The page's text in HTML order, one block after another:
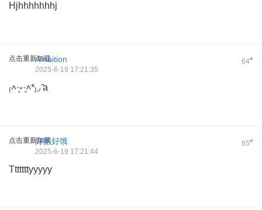
Hjhhhhhhhj
点击重新加载 64#
Ambition
2025-6-19 17:21:35
₍˄·͈༝·͈˄*₎◞ ̑̑a
点击重新加载 65#
好困好饿
2025-6-19 17:21:44
Tttttttyyyyy